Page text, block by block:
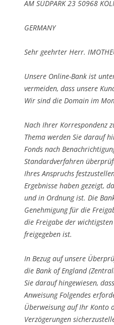
AM SÜDPARK 23 50968
GERMANY
Sehr geehrter Herr.
Unsere Online-Bank ist
vermeiden, dass unsere
Wir sind die Domain im
Nach Ihrer Korrespondenz
Thema werden Sie darauf
Fonds nach
Standardverfahren
Ihres Anspruchs
Ergebnisse haben gezeigt,
und in Ordnung ist. Die
Genehmigung für die
die Freigabe der
freigegeben ist.
In Bezug auf unsere
die Bank of England
Sie darauf hingewiesen,
Anweisung Folgendes
Überweisung auf Ihr Konto
Verzögerungen